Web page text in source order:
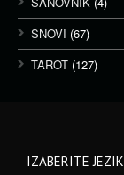
SNOVI (67)
TAROT (127)
IZABERITE JEZIK